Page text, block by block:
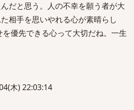
だと思う。人の不幸を願う者が大
相手を思いやれる心が素晴らし
優先できる心って大切だね。一生
木) 22:03:14